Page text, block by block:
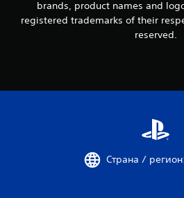
brands, product names and
registered trademarks of their
reserved.
Страна /